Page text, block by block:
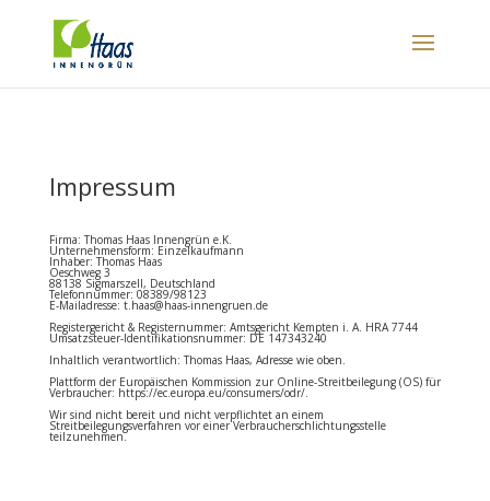
Impressum
Firma: Thomas Haas Innengrün e.K.
Unternehmensform: Einzelkaufmann
Inhaber: Thomas Haas
Oeschweg 3
88138 Sigmarszell, Deutschland
Telefonnummer: 08389/98123
E-Mailadresse: t.haas@haas-innengruen.de
Registergericht & Registernummer: Amtsgericht Kempten i. A. HRA 7744
Umsatzsteuer-Identifikationsnummer: DE 147343240
Inhaltlich verantwortlich: Thomas Haas, Adresse wie oben.
Plattform der Europäischen Kommission zur Online-Streitbeilegung (OS) für
Verbraucher: https://ec.europa.eu/consumers/odr/.
Wir sind nicht bereit und nicht verpflichtet an einem
Streitbeilegungsverfahren vor einer Verbraucherschlichtungsstelle
teilzunehmen.